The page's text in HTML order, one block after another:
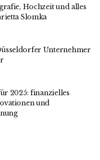
Hochzeit und alles
Slomka
Unternehmer
2025: finanzielles
und